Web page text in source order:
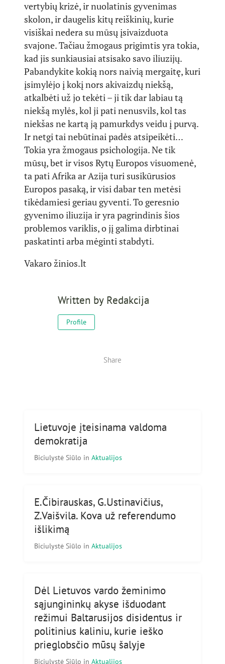
vertybių krizė, ir nuolatinis gyvenimas
skolon, ir daugelis kitų reiškinių, kurie
visiškai nedera su mūsų įsivaizduota
svajone. Tačiau žmogaus prigimtis yra tokia,
kad jis sunkiausiai atsisako savo iliuzijų.
Pabandykite kokią nors naivią mergaitę, kuri
įsimylėjo į kokį nors akivaizdų niekšą,
atkalbėti už jo tekėti – ji tik dar labiau tą
niekšą mylės, kol ji pati nenusvils, kol tas
niekšas ne kartą ją pamurkdys veidu į purvą.
Ir netgi tai nebūtinai padės atsipeikėti…
Tokia yra žmogaus psichologija. Ne tik
mūsų, bet ir visos Rytų Europos visuomenė,
ta pati Afrika ar Azija turi susikūrusios
Europos pasaką, ir visi dabar ten metėsi
tikėdamiesi geriau gyventi. To geresnio
gyvenimo iliuzija ir yra pagrindinis šios
problemos variklis, o jį galima dirbtinai
paskatinti arba mėginti stabdyti.
Vakaro žinios.lt
Written by Redakcija
Profile
Share
Lietuvoje įteisinama valdoma
demokratija
Biciulystė Siūlo in Aktualijos
E.Čibirauskas, G.Ustinavičius,
Z.Vaišvila. Kova už referendumo
išlikimą
Biciulystė Siūlo in Aktualijos
Dėl Lietuvos vardo žeminimo
sąjungininkų akyse išduodant
režimui Baltarusijos disidentus ir
politinius kaliniu, kurie ieško
prieglobsčio mūsų šalyje
Biciulystė Siūlo in Aktualijos